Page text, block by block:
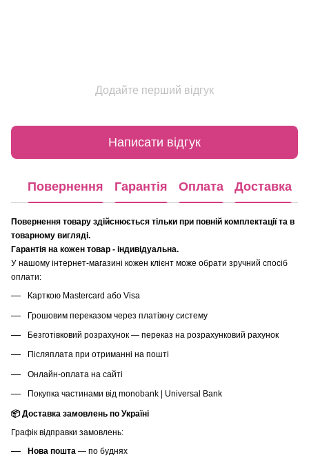
Додайте перший відгук
Написати відгук
Повернення Гарантія Оплата Доставка
Повернення товару здійснюється тільки при повній комплектації та в
товарному вигляді.
Гарантія на кожен товар - індивідуальна.
У нашому інтернет-магазині кожен клієнт може обрати зручний спосіб
оплати:
Карткою Mastercard або Visa
Грошовим переказом через платіжну систему
Безготівковий розрахунок — переказ на розрахунковий рахунок
Післяплата при отриманні на пошті
Онлайн-оплата на сайті
Покупка частинами від monobank | Universal Bank
📦 Доставка замовлень по Україні
Графік відправки замовлень:
Нова пошта — по буднях